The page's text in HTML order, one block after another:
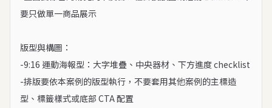
要只做單一商品展示
版型與構圖：
-9:16 運動海報型：大字堆疊、中央器材、下方進度 checklist
-排版要依本案例的版型執行，不要套用其他案例的主標造
型、標籤樣式或底部 CTA 配置